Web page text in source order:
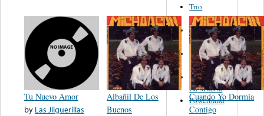
Tu Nuevo Amor
by Las Jilguerillas
Albañil De Los
Buenos
Cuando Yo Dormia
Contigo
Trio
Figueroa
Los Angeles
Del Norte
Emilia
Navarrete
El Diablo Y
La Muerta
Powerband